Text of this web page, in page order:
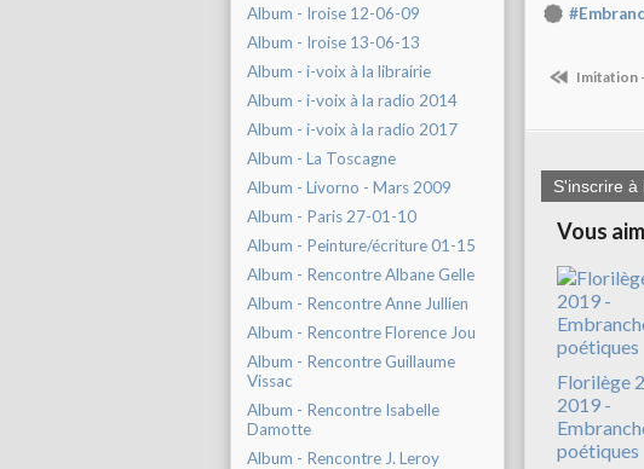
Album - Iroise 12-06-09
Album - Iroise 13-06-13
Album - i-voix à la librairie
Album - i-voix à la radio 2014
Album - i-voix à la radio 2017
Album - La Toscagne
Album - Livorno - Mars 2009
Album - Paris 27-01-10
Album - Peinture/écriture 01-15
Album - Rencontre Albane Gelle
Album - Rencontre Anne Jullien
Album - Rencontre Florence Jou
Album - Rencontre Guillaume
Vissac
Album - Rencontre Isabelle
Damotte
Album - Rencontre J. Leroy
Imitation
S'inscrire à
Vous
Florilège
2019 -
poétiques